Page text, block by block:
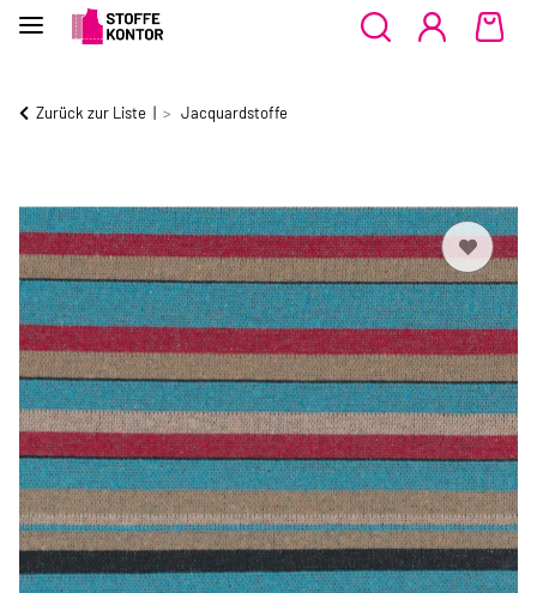
Zurück zur Liste Jacquardstoffe